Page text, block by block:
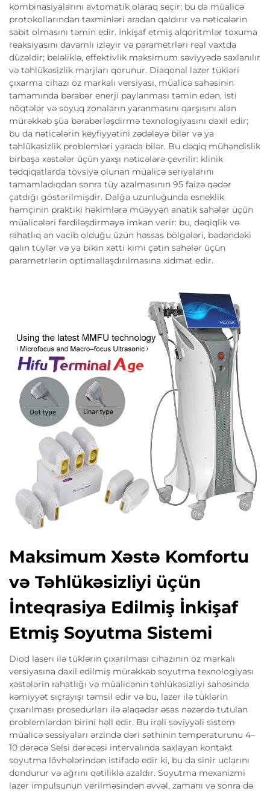
kombinasiyalarını avtomatik olaraq seçir; bu da müalicə
protokollarından təxminləri aradan qaldırır və nəticələrin
sabit olmasını təmin edir. İnkişaf etmiş alqoritmlər toxuma
reaksiyasını davamlı izləyir və parametrləri real vaxtda
düzəldir; beləliklə, effektivlik maksimum səviyyədə saxlanılır
və təhlükəsizlik marjları qorunur. Diaqonal lazer tükləri
çıxarma cihazı öz markalı versiyası, müalicə sahəsinin
tamamında bərabər enerji paylanması təmin edən, isti
nöqtələr və soyuq zonaların yaranmasını qarşısını alan
mürəkkəb şüa bərabərləşdirmə texnologiyasını daxil edir;
bu da nəticələrin keyfiyyətini zədələyə bilər və ya
təhlükəsizlik problemləri yarada bilər. Bu dəqiq mühəndislik
birbaşa xəstələr üçün yaxşı nəticələrə çevrilir: klinik
tədqiqatlarda tövsiyə olunan müalicə seriyalarını
tamamladıqdan sonra tüy azalmasının 95 faizə qədər
çatdığı göstərilmişdir. Dalğa uzunluğunda esneklik
həmçinin praktiki həkimlərə müəyyən anatik sahələr üçün
müalicələri fərdiləşdirməyə imkan verir: bu, dəqiqlik və
rahatlıq ən vacib olduğu üzün həssas bölgələri, bədəndəki
qalın tüylər və ya bikin xətti kimi çətin sahələr üçün
parametrlərin optimallaşdırılmasına xidmət edir.
Maksimum Xəstə Komfortu
və Təhlükəsizliyi üçün
İnteqrasiya Edilmiş İnkişaf
Etmiş Soyutma Sistemi
Diod laserı ilə tüklərin çıxarılması cihazının öz markalı
versiyasına daxil edilmiş mürəkkəb soyutma texnologiyası
xəstələrin rahatlığı və müalicənin təhlükəsizliyi sahəsində
kəmiyyət sıçrayışı təmsil edir və bu, lazer ilə tüklərin
çıxarılması prosedurları ilə əlaqədar əsas nəzərdə tutulan
problemlərdən birini həll edir. Bu irəli səviyyəli sistem
müalicə sessiyaları ərzində dəri səthinin temperaturunu 4–
10 dərəcə Selsi dərəcəsi intervalında saxlayan kontakt
soyutma lövhələrindən istifadə edir ki, bu da sinir uclarını
dondurur və ağrını qətiliklə azaldır. Soyutma mexanizmi
lazer impulsunun verilməsindən əvvəl, zamanı və sonra də